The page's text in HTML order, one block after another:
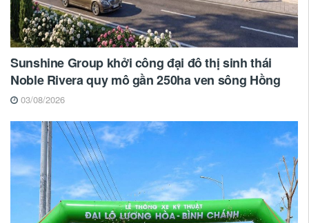
Sunshine Group khởi công đại đô thị sinh thái
Noble Rivera quy mô gần 250ha ven sông Hồng
03/08/2026